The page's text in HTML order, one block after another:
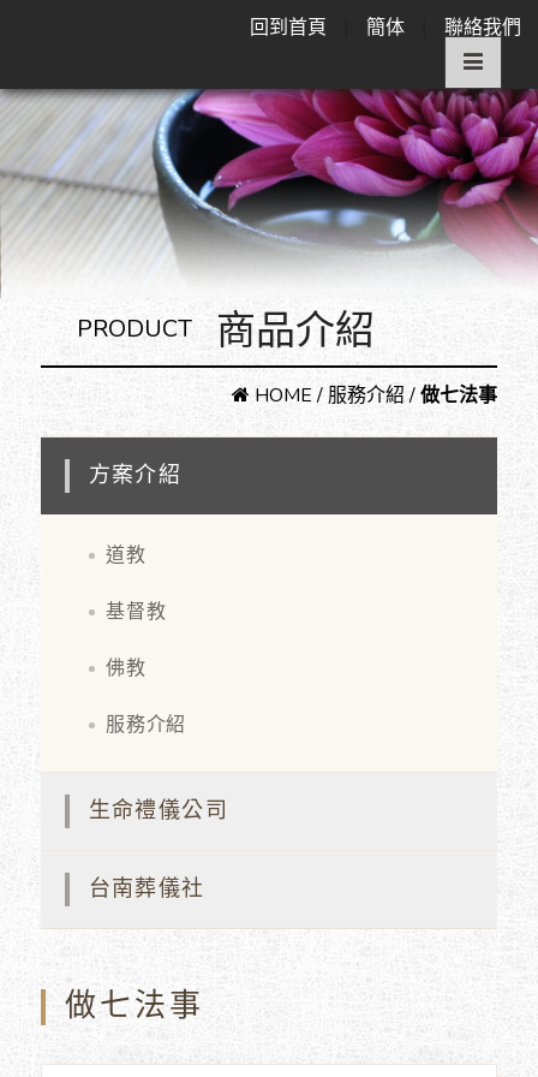
回到首頁 簡体 聯絡我們
PRODUCT 商品介紹
HOME/服務介紹/做七法事
方案介紹
道教
基督教
佛教
服務介紹
生命禮儀公司
台南葬儀社
做七法事